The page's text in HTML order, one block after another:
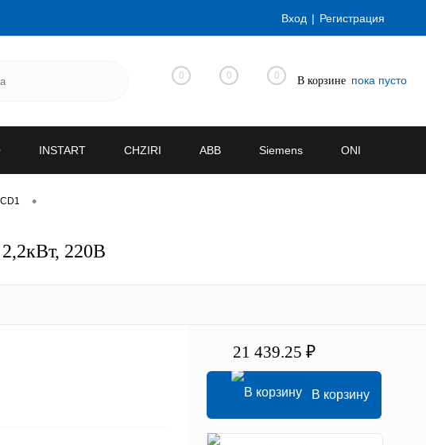
Вход Регистрация
0 0 0 В корзине пока пусто
INSTART CHZIRI ABB Siemens ONI
•
220В
21 439.25 ₽
В корзину